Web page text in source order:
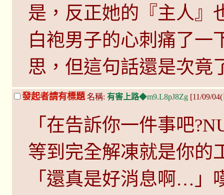
是，反正她的『主人』
白袍男子的心刺痛了一
思，但這句話還是次竟
發起者請有標題 名稱: 有害上路◆m9.L8pJ8Zg [11/09/
「在告訴你一件事吧
等到完全解凍就是你的
「還真是好消息啊…」